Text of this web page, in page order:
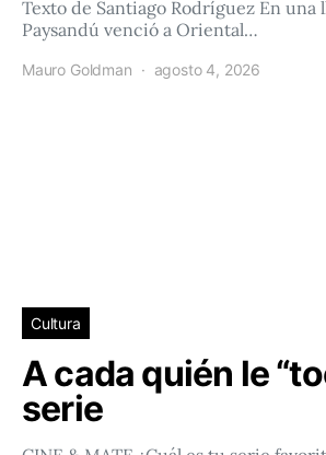
Texto de Santiago Rodríguez En una
Paysandú venció a Oriental…
Mauro Goldman agosto 4, 2026
Cultura
A cada quién le
serie